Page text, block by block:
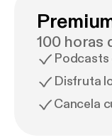
100 horas
Podcasts
Disfruta
Cancela